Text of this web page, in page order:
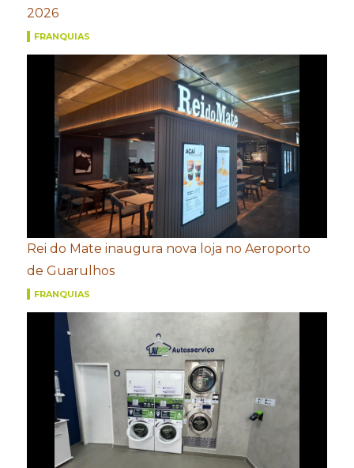
2026
FRANQUIAS
Rei do Mate inaugura nova loja no Aeroporto
de Guarulhos
FRANQUIAS